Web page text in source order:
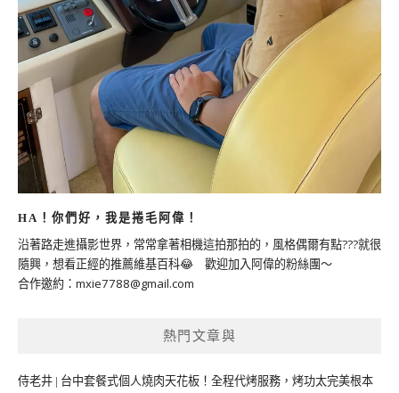
HA！你們好，我是捲毛阿偉！
沿著路走進攝影世界，常常拿著相機這拍那拍的，風格偶爾有點???就很
隨興，想看正經的推薦維基百科😂 歡迎加入阿偉的粉絲團～
合作邀約： mxie7788@gmail.com
熱門文章與
侍老井 | 台中套餐式個人燒肉天花板！全程代烤服務，烤功太完美根本